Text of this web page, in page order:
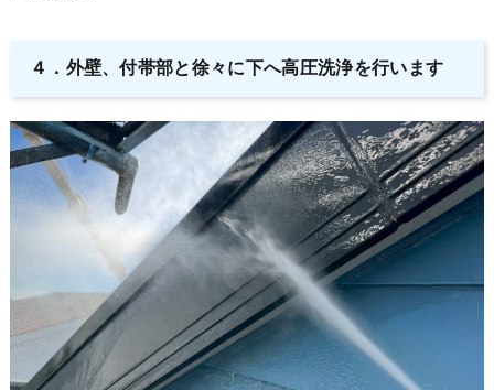
４． 外壁、付帯部と徐々に下へ高圧洗浄を行います